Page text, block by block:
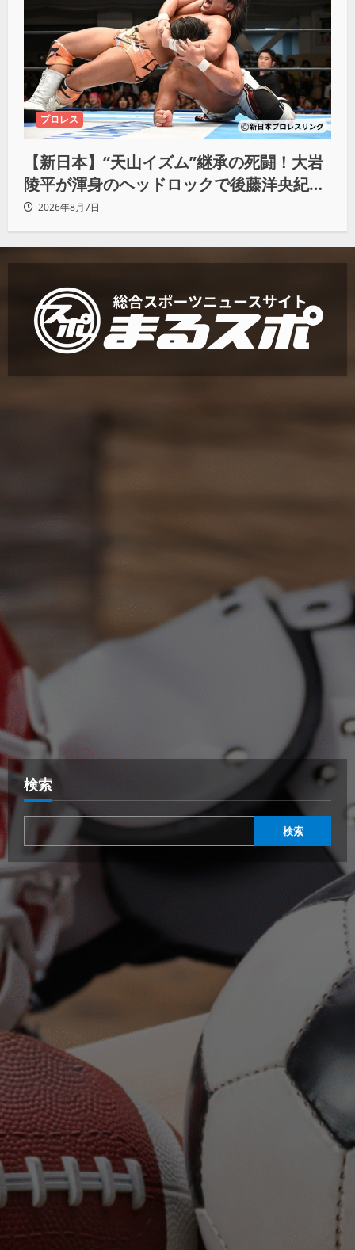
プロレス
【新日本】“天山イズム”継承の死闘！大岩
陵平が渾身のヘッドロックで後藤洋央紀か
らタップ奪取 執念の「リベンジ＆4勝目」
2026年8月7日
検索
検索